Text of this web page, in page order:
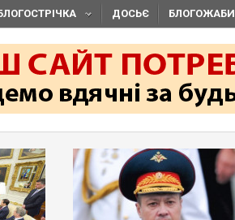
ДОСЬЄ БЛОГОЖАБИ